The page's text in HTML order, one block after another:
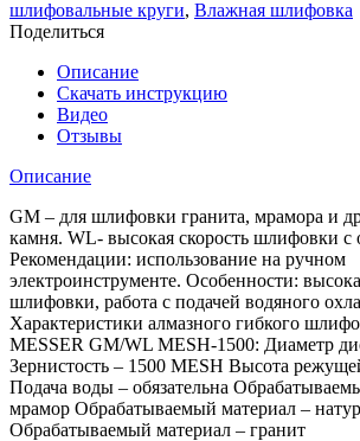
круг
GM/WL.
MESH-
1500
шлифовальные круги, Влажная шлифовка
Поделиться
Описание
Скачать инструкцию
Видео
Отзывы
Описание
GM – для шлифовки гранита, мрамора и
камня. WL- высокая скорость шлифовки с
Рекомендации: использование на ручном
электроинструменте. Особенности:
шлифовки, работа с подачей водяного
Характеристики алмазного гибкого
MESSER GM/WL MESH-1500: Диаметр
Зернистость – 1500 MESH Высота
Подача воды – обязательна
мрамор Обрабатываемый материал –
Обрабатываемый материал – гранит